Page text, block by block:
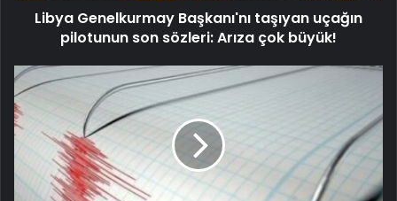
Libya Genelkurmay Başkanı'nı taşıyan uçağın
pilotunun son sözleri: Arıza çok büyük!